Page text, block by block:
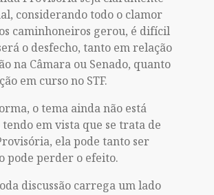
considerando todo o clamor
caminhoneiros gerou, é difícil
o desfecho, tanto em relação
na Câmara ou Senado, quanto
em curso no STF.
o tema ainda não está
em vista que se trata de
ela pode tanto ser
pode perder o efeito.
discussão carrega um lado